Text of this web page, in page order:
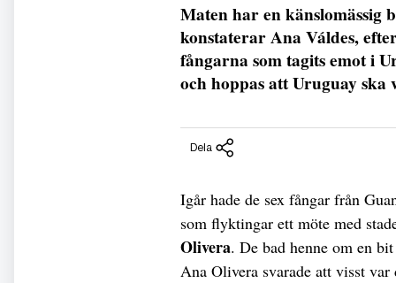
Maten har en känslomässig
konstaterar Ana Váldes,
fångarna som tagits emot i
och hoppas att Uruguay ska
Dela
Igår hade de sex fångar från
som flyktingar ett möte med
Olivera. De bad henne om en
Ana Olivera svarade att visst